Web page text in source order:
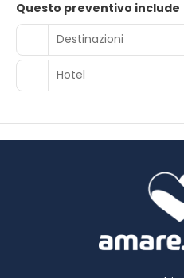
piscina. La colazione a buffet
tutti i giorni dalle ore 08:00
Potrai usufruire di una
deposito bagagli e una
reception. Il un parcheggio
Questo preventivo include
Destinazioni
Hotel